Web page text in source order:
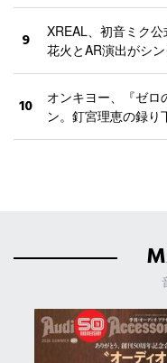
9
XREAL、初音ミク
花火とAR演出がシ
10
オンキヨー、『ゼロ
ン。釘宮理恵の録